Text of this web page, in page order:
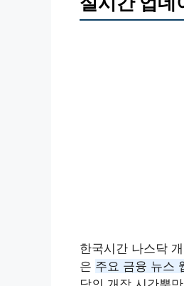
한국시간 나스닥
은 주요 금융 뉴스